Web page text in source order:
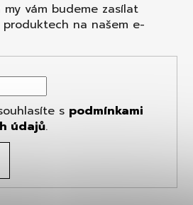
vám budeme zasílat
na našem e-
s podmínkami
údajů.